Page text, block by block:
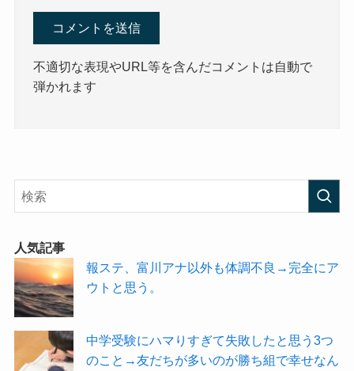
不適切な表現やURL等を含んだコメントは自動で
弾かれます
人気記事
報ステ、富川アナ以外も体調不良→完全にア
ウトと思う。
中学受験にハマりすぎて失敗したと思う3つ
のこと→友だちが多いのが勝ち組で幸せなん